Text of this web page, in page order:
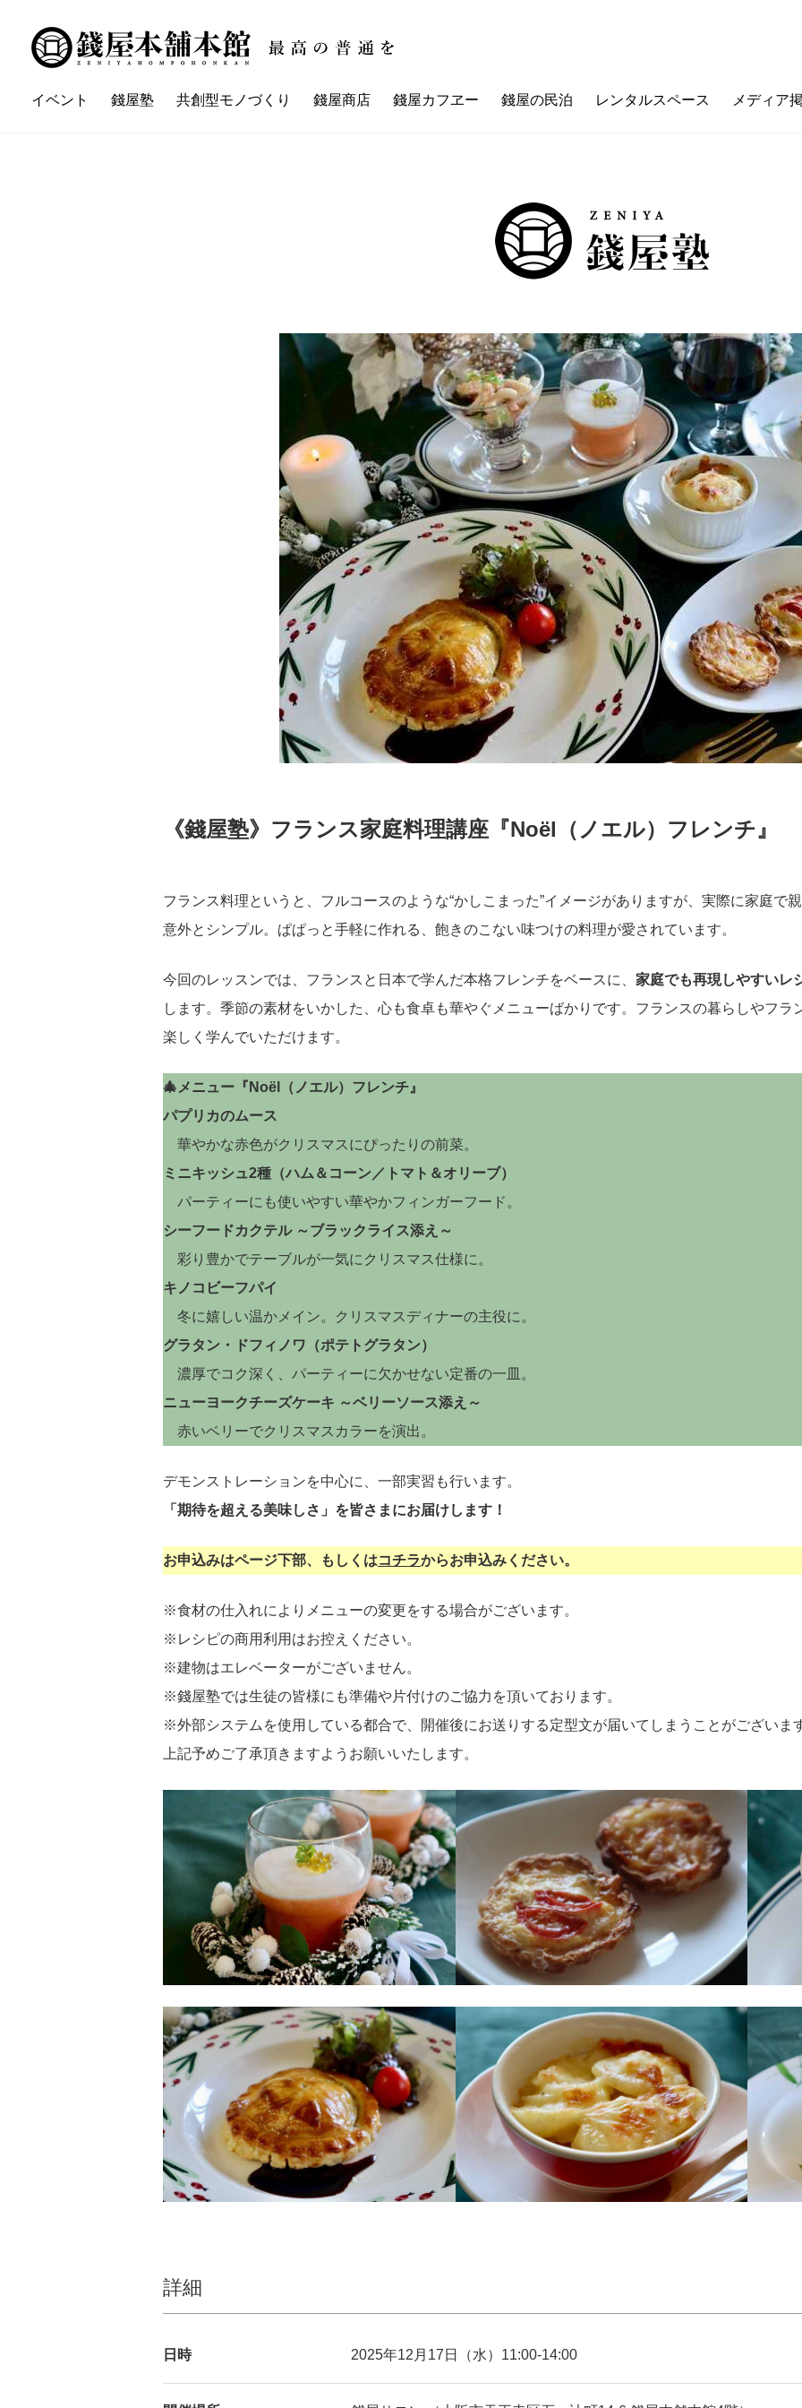
イベント 錢屋塾 共創型モノづくり 錢屋商店 錢屋カフヱー 錢屋の民泊 レンタルスペース メディア
《錢屋塾》フランス家庭料理講座『Noël（ノエル）フレンチ』
フランス料理というと、フルコースのような“かしこまった”イメージがありますが、実際に家庭で
意外とシンプル。ぱぱっと手軽に作れる、飽きのこない味つけの料理が愛されています。
今回のレッスンでは、フランスと日本で学んだ本格フレンチをベースに、 家庭でも再現しやすいレ
します。季節の素材をいかした、心も食卓も華やぐメニューばかりです。フランスの暮らしやフ
楽しく学んでいただけます。
🎄メニュー『Noël（ノエル）フレンチ』
パプリカのムース
華やかな赤色がクリスマスにぴったりの前菜。
ミニキッシュ2種（ハム＆コーン／トマト＆オリーブ）
パーティーにも使いやすい華やかフィンガーフード。
シーフードカクテル ～ブラックライス添え～
彩り豊かでテーブルが一気にクリスマス仕様に。
キノコビーフパイ
冬に嬉しい温かメイン。クリスマスディナーの主役に。
グラタン・ドフィノワ（ポテトグラタン）
濃厚でコク深く、パーティーに欠かせない定番の一皿。
ニューヨークチーズケーキ ～ベリーソース添え～
赤いベリーでクリスマスカラーを演出。
デモンストレーションを中心に、一部実習も行います。
「期待を超える美味しさ」を皆さまにお届けします！
お申込みはページ下部、もしくはコチラからお申込みください。
※食材の仕入れによりメニューの変更をする場合がございます。
※レシピの商用利用はお控えください。
※建物はエレベーターがございません。
※錢屋塾では生徒の皆様にも準備や片付けのご協力を頂いております。
※外部システムを使用している都合で、開催後にお送りする定型文が届いてしまうことがございま
上記予めご了承頂きますようお願いいたします。
詳細
日時 2025年12月17日（水）11:00-14:00